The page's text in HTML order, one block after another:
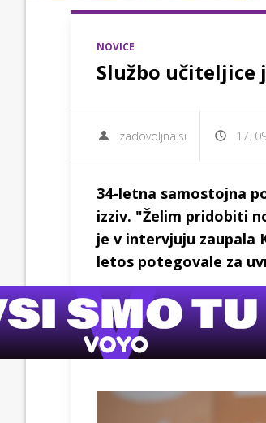
NOVICE
Službo učiteljice
zadovoljna.si 17.
34-letna samostojna
izziv. "Želim pridobiti
je v intervjuju zaupala
letos potegovale za